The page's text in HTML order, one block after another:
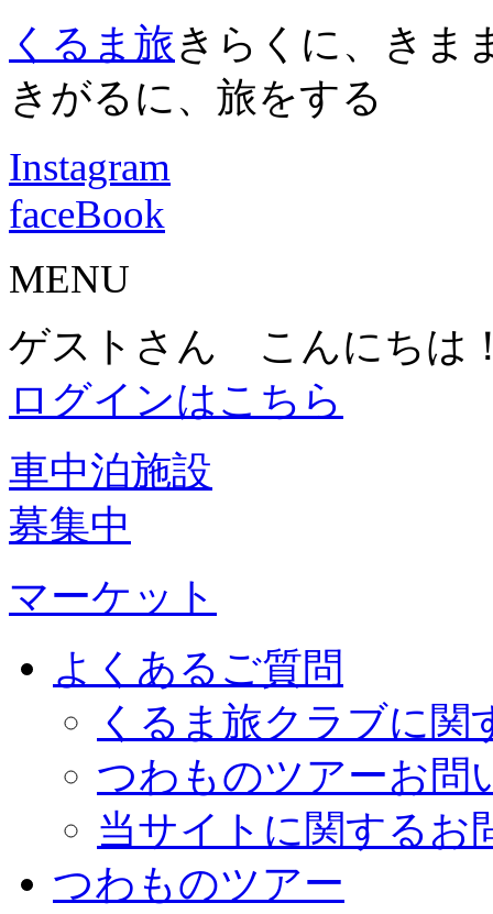
くるま旅きらくに、きま
きがるに、旅をする
Instagram
faceBook
MENU
ゲストさん こんにちは
ログインはこちら
車中泊施設
募集中
マーケット
よくあるご質問
くるま旅クラブに関
つわものツアーお問
当サイトに関するお
つわものツアー